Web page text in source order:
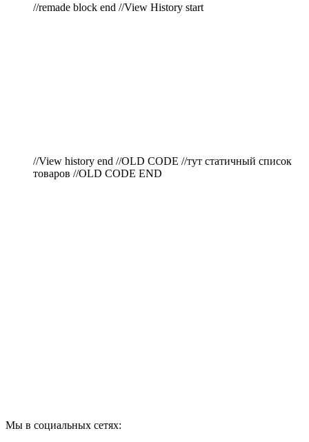
//remade block end //View History start
//View history end //OLD CODE //тут статичный список
товаров //OLD CODE END
Мы в социальных сетях: